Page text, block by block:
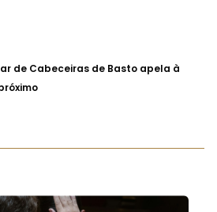
de Cabeceiras de Basto apela à